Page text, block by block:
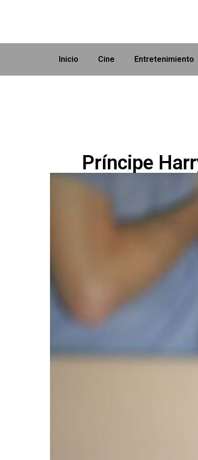
Inicio Cine Entretenimiento
Príncipe